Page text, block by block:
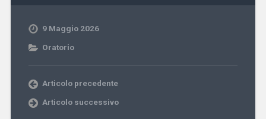
9 Maggio 2026
Oratorio
Articolo precedente
Articolo successivo